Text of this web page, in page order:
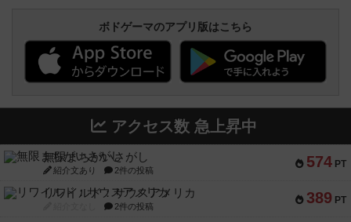
ボドゲーマのアプリ版はこちら
アクセス数 急上昇中
574 PT
無限まちがいさがし
紹介文あり 2件の投稿
389 PT
リワイルド：サウスアメリカ
2件の投稿